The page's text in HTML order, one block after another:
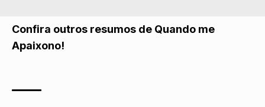
Confira outros resumos de Quando me
Apaixono!